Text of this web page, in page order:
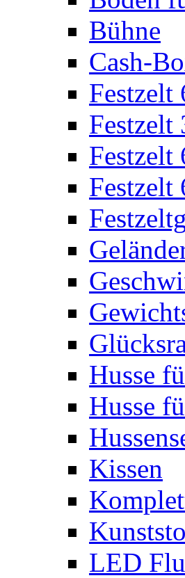
Bühne
Cash-
Festzelt
Festzelt
Festzelt
Festzelt
Husse
Husse
Kissen
LED